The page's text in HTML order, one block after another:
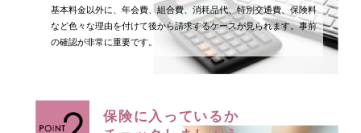
基本料金以外に、年会費、組合費、消耗品代、特別交通費、保険料
など色々な理由を付けて後から請求するケースが見られます。事前
の確認が非常に重要です。
保険に入っているか